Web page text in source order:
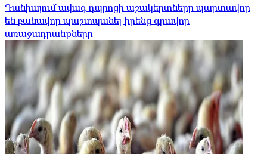
Դանիայում ավագ դպրոցի աշակերտները պարտավոր
են բանավոր պաշտպանել իրենց գրավոր
առաջադրանքները